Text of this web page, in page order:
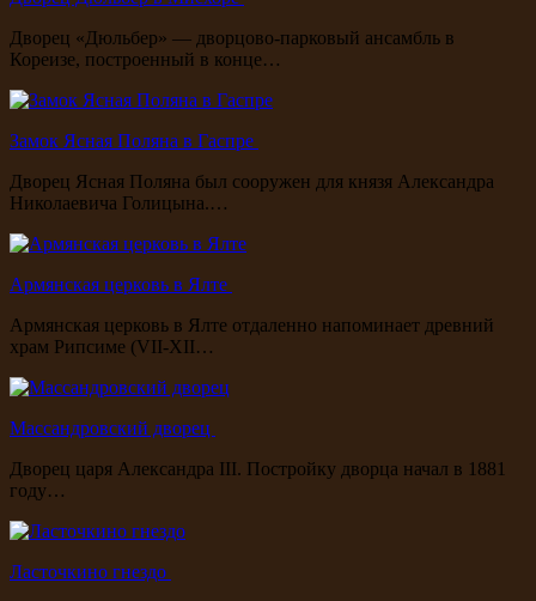
Дворец «Дюльбер» — дворцово-парковый ансамбль в
Кореизе, построенный в конце…
Замок Ясная Поляна в Гаспре
Дворец Ясная Поляна был сооружен для князя Александра
Николаевича Голицына.…
Армянская церковь в Ялте
Армянская церковь в Ялте отдаленно напоминает древний
храм Рипсиме (VII-XII…
Массандровский дворец
Дворец царя Александра III. Постройку дворца начал в 1881
году…
Ласточкино гнездо